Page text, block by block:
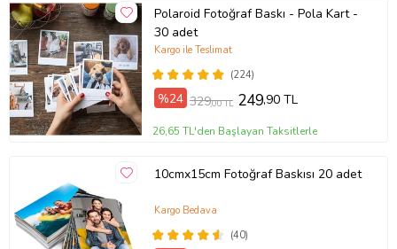
Polaroid Fotoğraf Baskı - Pola Kart -
30 adet
(224)
Kargo ile Teslimat
%24 329,00 TL 249,90 TL
26,65 TL'den Başlayan Taksitlerle
10cmx15cm Fotoğraf Baskısı 20 adet
(40)
Kargo Bedava